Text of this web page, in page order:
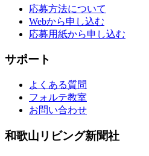
応募方法について
Webから申し込む
応募用紙から申し込む
サポート
よくある質問
フォルテ教室
お問い合わせ
和歌山リビング新聞社